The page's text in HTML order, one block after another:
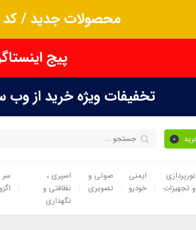
محصولات جدید / کد
پیج
تخفیفات ویژه خرید از
0
نورپردازی
و تجهیزات
ایمنی
خودرو
صوتی و
تصویری
اسپری ،
نظافتی و
نگهداری
سر